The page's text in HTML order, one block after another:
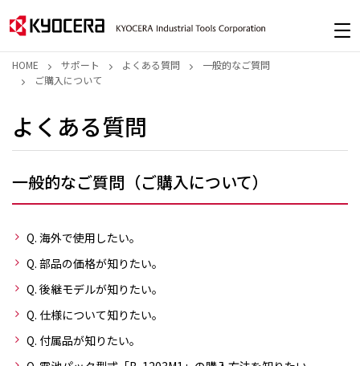
HOME サポート よくある質問
一般的なご質問
ご購入について
よくある質問
一般的なご質問（ご購入について）
Q. 海外で使用したい。
Q. 部品の価格が知りたい。
Q. 後継モデルが知りたい。
Q. 仕様について知りたい。
Q. 付属品が知りたい。